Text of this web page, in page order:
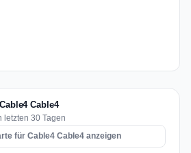
Cable4
letzten 30 Tagen
für Cable4 Cable4 anzeigen